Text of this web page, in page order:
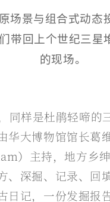
场景与组合式动态
带回上个世纪三星
的现场。
同样是杜鹃轻啼的
华大博物馆馆长葛
）主持，地方乡
、深掘、记录、回
日记，一份发掘报